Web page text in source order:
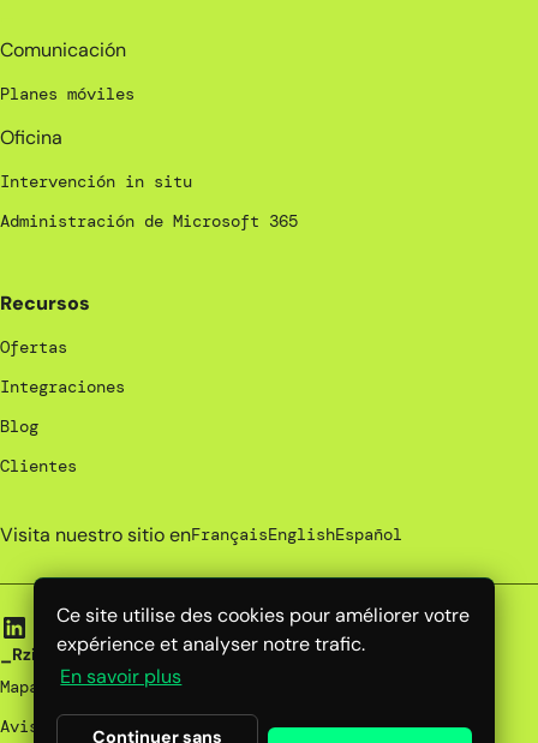
Ce site utilise des cookies pour améliorer votre
expérience et analyser notre trafic.
En savoir plus
Continuer sans
Comunicación
Planes móviles
Oficina
Intervención in situ
Administración de Microsoft 365
Recursos
Ofertas
Integraciones
Blog
Clientes
Visita nuestro sitio enFrançaisEnglishEspañol
_Rzilient | 2026
Mapa del sitio
Avisos legales